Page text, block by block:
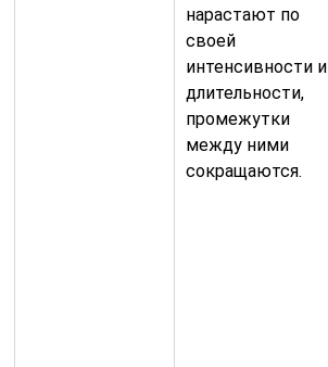
нарастают по
своей
интенсивности и
длительности,
промежутки
между ними
сокращаются.